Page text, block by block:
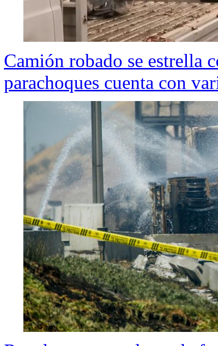
Camión robado se estrella
parachoques cuenta con